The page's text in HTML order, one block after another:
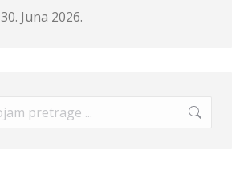
30. Juna 2026.